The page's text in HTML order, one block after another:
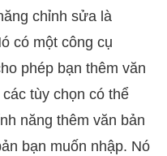
chỉnh sửa là
có một công cụ
phép bạn thêm văn
tùy chọn có thể
năng thêm văn bản
bạn muốn nhập. Nó